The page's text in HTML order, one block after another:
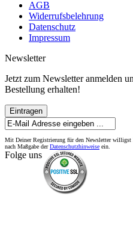
AGB
Widerrufsbelehrung
Datenschutz
Impressum
Newsletter
Jetzt zum Newsletter anmelden
Bestellung erhalten!
Eintragen
Mit Deiner Registrierung für den Newsletter willigst
nach Maßgabe derDatenschutzhinweise ein.
Folge uns